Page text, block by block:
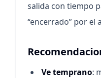
salida con tiempo
“encerrado” por el
Ve temprano: